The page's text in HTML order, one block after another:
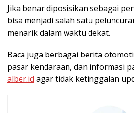
Jika benar diposisikan sebagai
bisa menjadi salah satu
menarik dalam waktu dekat.
Baca juga berbagai berita
pasar kendaraan, dan informasi
alber.id agar tidak ketinggalan